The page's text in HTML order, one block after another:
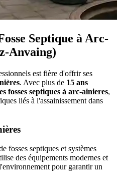
Septique à Arc-
Anvaing)
est fière d'offrir ses
. Avec plus de 15 ans
fosses septiques à arc-ainieres,
liés à l'assainissement dans
fosses septiques et systèmes
des équipements modernes et
pour garantir un